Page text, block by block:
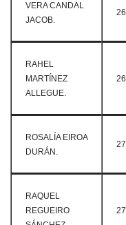
VERA CANDAL
JACOB.
26
RAHEL
MARTÍNEZ
ALLEGUE.
26
ROSALÍA EIROA
DURÁN.
27
RAQUEL
REGUEIRO
27